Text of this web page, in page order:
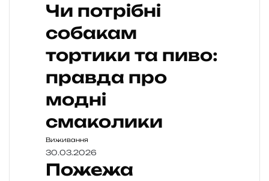
Чи потрібні
собакам
тортики та пиво:
правда про
модні
смаколики
Виживання
30.03.2026
Пожежа